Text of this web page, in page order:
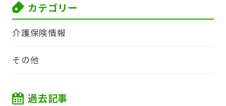
カテゴリー
介護保険情報
その他
過去記事